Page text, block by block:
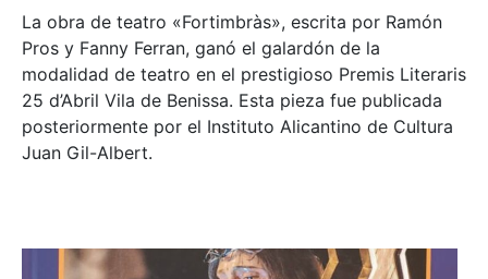
La obra de teatro «Fortimbràs», escrita por Ramón
Pros y Fanny Ferran, ganó el galardón de la
modalidad de teatro en el prestigioso Premis Literaris
25 d’Abril Vila de Benissa. Esta pieza fue publicada
posteriormente por el Instituto Alicantino de Cultura
Juan Gil-Albert.